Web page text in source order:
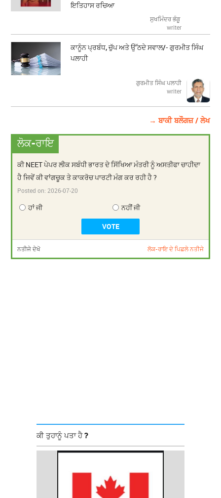
ਇਤਿਹਾਸ ਰਚਿਆ
ਸੁਖਮਿੰਦਰ ਭੰਗੂ
writer
ਕਾਨੂੰਨ ਪ੍ਰਬੰਧ, ਚੁੱਪ ਅਤੇ ਉੱਠਦੇ ਸਵਾਲ/- ਗੁਰਮੀਤ ਸਿੰਘ
ਪਲਾਹੀ
ਗੁਰਮੀਤ ਸਿੰਘ ਪਲਾਹੀ
writer
→ ਬਾਕੀ ਬਲੌਗਜ਼ / ਲੇਖ
ਲੋਕ-ਰਾਇ
ਕੀ NEET ਪੇਪਰ ਲੀਕ ਸਬੰਧੀ ਭਾਰਤ ਦੇ ਸਿੱਖਿਆ ਮੰਤਰੀ ਨੂੰ ਅਸਤੀਫਾ ਚਾਹੀਦਾ
ਹੈ ਜਿਵੇਂ ਕੀ ਵਾਂਗਚੂਕ ਤੇ ਕਾਕਰੋਚ ਪਾਰਟੀ ਮੰਗ ਕਰ ਰਹੀ ਹੈ ?
Posted on:2026-07-20
ਹਾਂ ਜੀ ਨਹੀਂ ਜੀ
ਨਤੀਜੇ ਦੇਖੋ ਲੋਕ-ਰਾਇ ਦੇ ਪਿਛਲੇ ਨਤੀਜੇ
ਕੀ ਤੁਹਾਨੂੰ ਪਤਾ ਹੈ ?